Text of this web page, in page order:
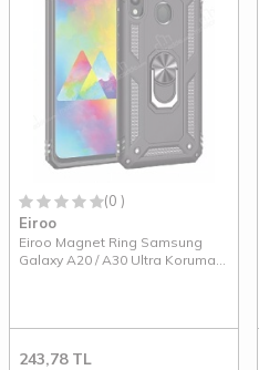
(0 )
Eiroo
Eiroo Magnet Ring Samsung
Galaxy A20 / A30 Ultra Koruma
243,78TL